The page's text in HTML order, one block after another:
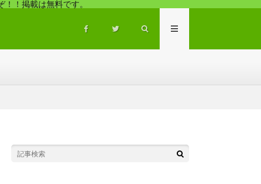
！掲載は無料です。